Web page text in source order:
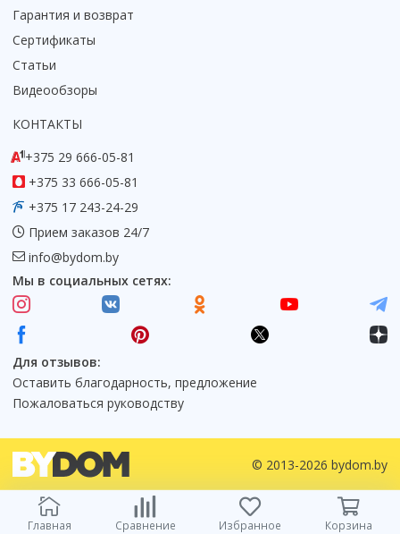
Гарантия и возврат
Сертификаты
Статьи
Видеообзоры
КОНТАКТЫ
+375 29 666-05-81
+375 33 666-05-81
+375 17 243-24-29
Прием заказов 24/7
info@bydom.by
Мы в социальных сетях:
Для отзывов:
Оставить благодарность, предложение
Пожаловаться руководству
© 2013-2026 bydom.by
Главная Сравнение Избранное Корзина